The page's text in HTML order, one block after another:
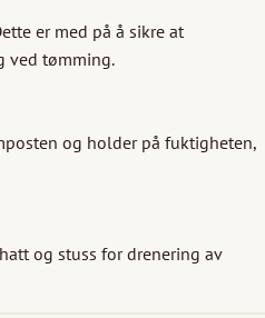
er med på å sikre at
ved tømming.
og holder på fuktigheten,
og stuss for drenering av